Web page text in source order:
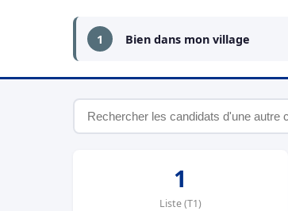
1 Bien dans mon village
1
Liste (T1)